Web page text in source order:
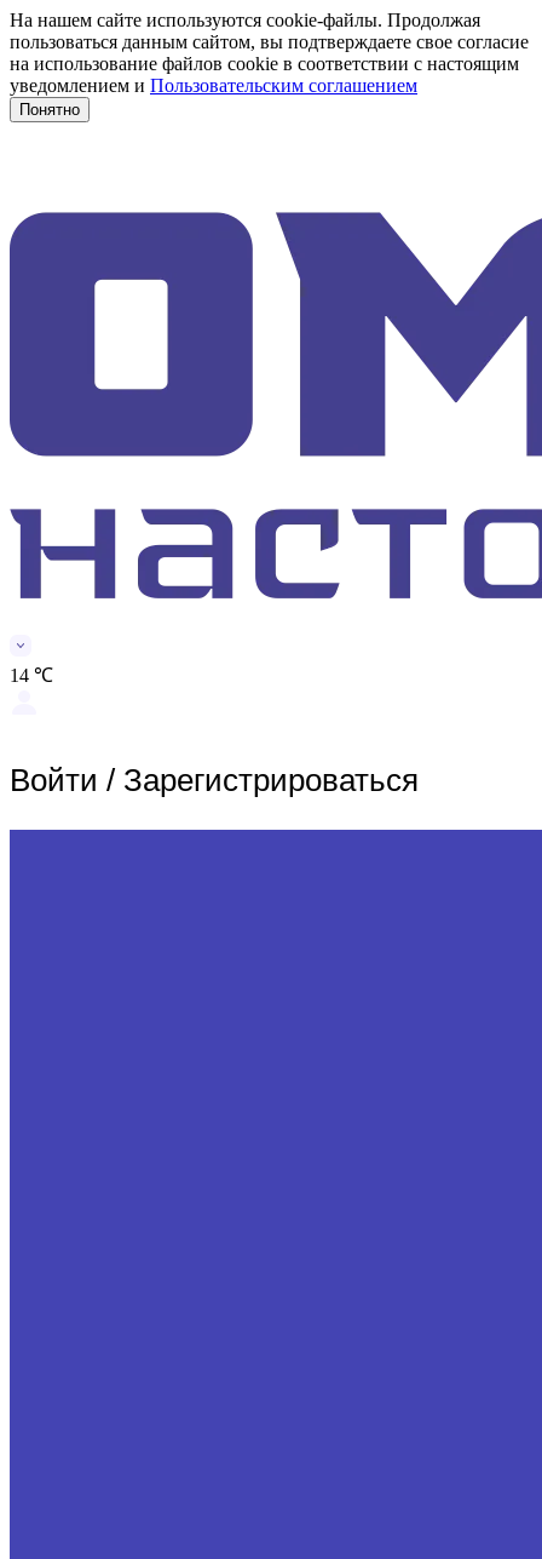
На нашем сайте используются cookie-файлы. Продолжая
пользоваться данным сайтом, вы подтверждаете свое согласие
на использование файлов cookie в соответствии с настоящим
уведомлением и Пользовательским соглашением
Понятно
14 ℃
Войти / Зарегистрироваться